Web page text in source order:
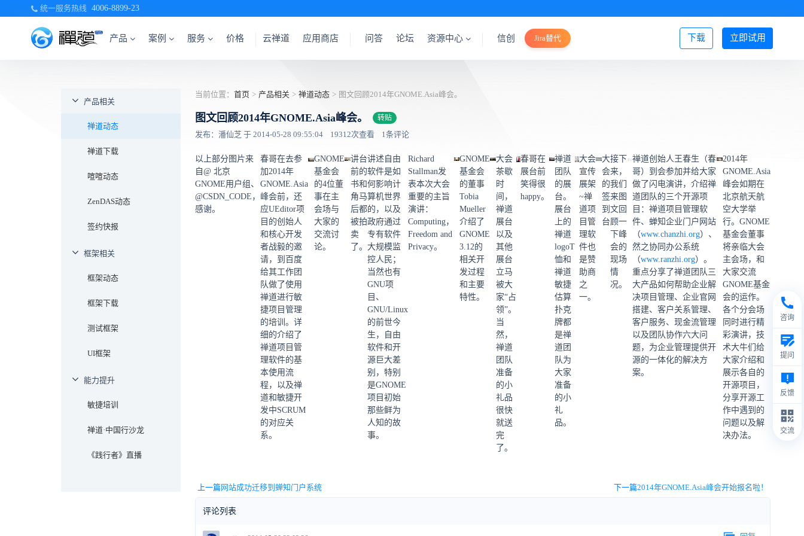
统一服务热线 4006-8899-23
产品 案例 服务 价格 立即试用
下载
云禅道 应用商店 问答 论坛 资源中心 信创 Jira替代 登录/注册
产品相关
禅道动态
禅道下载
喧喧动态
ZenDAS动态
签约快报
框架相关
框架动态
框架下载
测试框架
UI框架
能力提升
敏捷培训
禅道·中国行沙龙
《践行者》直播
当前位置： 首页 > 产品相关 > 禅道动态 > 图文回顾2014年GNOME.Asia峰会。
图文回顾2014年GNOME.Asia峰会。 转贴
发布：潘仙芝 于 2014-05-28 09:55:04 19312次查看 1条评论
2014年
GNOME.Asia
峰会如期在
北京航天航
空大学举
行。GNOME
基金会董事
将亲临大会
主会场，和
大家交流
GNOME基金
会的运作。
各个分会场
同时进行精
彩演讲，技
术大牛们给
大家介绍和
展示各自的
开源项目，
分享开源工
作中遇到的
问题以及解
决办法。
禅道创始人王春生（春
哥）到会参加并给大家
做了闪电演讲，介绍禅
道团队的三个开源项
目：禅道项目管理软
件、蝉知企业门户网站
（www.chanzhi.org） 、
然之协同办公系统
（www.ranzhi.org）。
重点分享了禅道团队三
大产品如何帮助企业解
决项目管理、企业官网
搭建、客户关系管理、
客户服务、现金流管理
以及团队协作六大问
题，为企业管理提供开
源的一体化的解决方
案。
接下
来，
我们
来图
文回
顾一
下峰
会的
现场
情
况。
大
会
的
签
到
台
大会
宣传
展架
~禅
道项
目管
理软
件也
是赞
助商
之
一。
禅道
团队
的展
台。
展台
上的
禅道
logoT
恤和
禅道
敏捷
估算
扑克
牌都
是禅
道团
队为
大家
准备
的小
礼
品。
春哥在
展台前
笑得很
happy。
大会
茶歇
时
间，
禅道
展台
以及
其他
展台
立马
被大
家“占
领”。
当
然，
禅道
团队
准备
的小
礼品
很快
就送
完
了。
GNOME
基金会
的董事
Tobia
Mueller
介绍了
GNOME
3.12的
相关开
发过程
和主要
特性。
Richard
Stallman发
表本次大会
重要的主旨
演讲：
Computing，
Freedom and
Privacy。
讲述自由
软件是如
何影响计
算机世界
的，以及
政府通过
专有软件
大规模监
控人民；
当然也有
GNU项
目、
GNU/Linux
的前世今
生，自由
软件和开
源巨大差
别，特别
是GNOME
项目初始
那些鲜为
人知的故
事。
讲台
前的
书和
角马
后都
被拍
卖
了。
GNOME
基金会
的4位董
事在主
会场与
大家的
交流讨
论。
春哥在去参
加2014年
GNOME.Asia
峰会前，还
应UEditor项
目的创始人
和核心开发
者战毅的邀
请，到百度
给其工作团
队做了使用
禅道进行敏
捷项目管理
的培训。详
细的介绍了
禅道项目管
理软件的基
本使用流
程，以及禅
道和敏捷开
发中SCRUM
的对应关
系。
以上部分图片来
自@ 北京
GNOME用户组、
@CSDN_CODE，
感谢。
上一篇网站成功迁移到蝉知门户系统 下一篇2014年GNOME.Asia峰会开始报名啦！
评论列表
咨询
提问
反馈
交流